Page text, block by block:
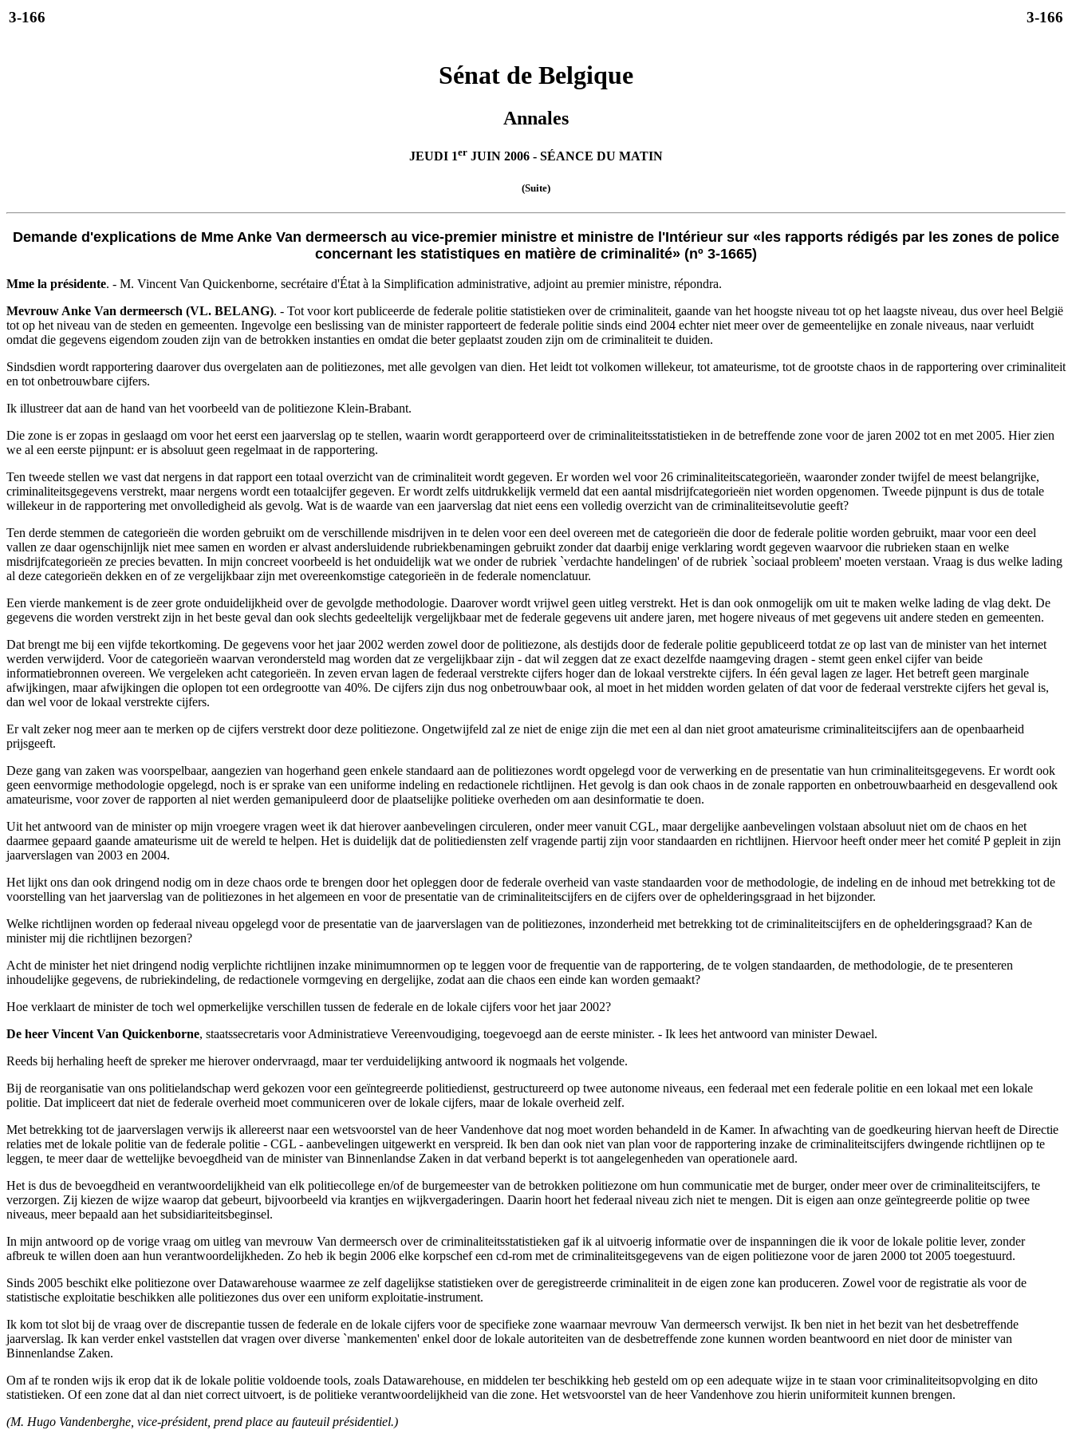
3-166 3-166
Sénat de Belgique
Annales
JEUDI 1er JUIN 2006 - SÉANCE DU MATIN
(Suite)
Demande d'explications de Mme Anke Van dermeersch au vice-premier ministre et ministre de l'Intérieur sur «les rapports rédigés par les zones de police
concernant les statistiques en matière de criminalité» (nº 3-1665)
Mme la présidente. - M. Vincent Van Quickenborne, secrétaire d'État à la Simplification administrative, adjoint au premier ministre, répondra.
Mevrouw Anke Van dermeersch (VL. BELANG). - Tot voor kort publiceerde de federale politie statistieken over de criminaliteit, gaande van het hoogste niveau tot op het laagste niveau, dus over heel België
tot op het niveau van de steden en gemeenten. Ingevolge een beslissing van de minister rapporteert de federale politie sinds eind 2004 echter niet meer over de gemeentelijke en zonale niveaus, naar verluidt
omdat die gegevens eigendom zouden zijn van de betrokken instanties en omdat die beter geplaatst zouden zijn om de criminaliteit te duiden.
Sindsdien wordt rapportering daarover dus overgelaten aan de politiezones, met alle gevolgen van dien. Het leidt tot volkomen willekeur, tot amateurisme, tot de grootste chaos in de rapportering over criminaliteit
en tot onbetrouwbare cijfers.
Ik illustreer dat aan de hand van het voorbeeld van de politiezone Klein-Brabant.
Die zone is er zopas in geslaagd om voor het eerst een jaarverslag op te stellen, waarin wordt gerapporteerd over de criminaliteitsstatistieken in de betreffende zone voor de jaren 2002 tot en met 2005. Hier zien
we al een eerste pijnpunt: er is absoluut geen regelmaat in de rapportering.
Ten tweede stellen we vast dat nergens in dat rapport een totaal overzicht van de criminaliteit wordt gegeven. Er worden wel voor 26 criminaliteitscategorieën, waaronder zonder twijfel de meest belangrijke,
criminaliteitsgegevens verstrekt, maar nergens wordt een totaalcijfer gegeven. Er wordt zelfs uitdrukkelijk vermeld dat een aantal misdrijfcategorieën niet worden opgenomen. Tweede pijnpunt is dus de totale
willekeur in de rapportering met onvolledigheid als gevolg. Wat is de waarde van een jaarverslag dat niet eens een volledig overzicht van de criminaliteitsevolutie geeft?
Ten derde stemmen de categorieën die worden gebruikt om de verschillende misdrijven in te delen voor een deel overeen met de categorieën die door de federale politie worden gebruikt, maar voor een deel
vallen ze daar ogenschijnlijk niet mee samen en worden er alvast andersluidende rubriekbenamingen gebruikt zonder dat daarbij enige verklaring wordt gegeven waarvoor die rubrieken staan en welke
misdrijfcategorieën ze precies bevatten. In mijn concreet voorbeeld is het onduidelijk wat we onder de rubriek `verdachte handelingen' of de rubriek `sociaal probleem' moeten verstaan. Vraag is dus welke lading
al deze categorieën dekken en of ze vergelijkbaar zijn met overeenkomstige categorieën in de federale nomenclatuur.
Een vierde mankement is de zeer grote onduidelijkheid over de gevolgde methodologie. Daarover wordt vrijwel geen uitleg verstrekt. Het is dan ook onmogelijk om uit te maken welke lading de vlag dekt. De
gegevens die worden verstrekt zijn in het beste geval dan ook slechts gedeeltelijk vergelijkbaar met de federale gegevens uit andere jaren, met hogere niveaus of met gegevens uit andere steden en gemeenten.
Dat brengt me bij een vijfde tekortkoming. De gegevens voor het jaar 2002 werden zowel door de politiezone, als destijds door de federale politie gepubliceerd totdat ze op last van de minister van het internet
werden verwijderd. Voor de categorieën waarvan verondersteld mag worden dat ze vergelijkbaar zijn - dat wil zeggen dat ze exact dezelfde naamgeving dragen - stemt geen enkel cijfer van beide
informatiebronnen overeen. We vergeleken acht categorieën. In zeven ervan lagen de federaal verstrekte cijfers hoger dan de lokaal verstrekte cijfers. In één geval lagen ze lager. Het betreft geen marginale
afwijkingen, maar afwijkingen die oplopen tot een ordegrootte van 40%. De cijfers zijn dus nog onbetrouwbaar ook, al moet in het midden worden gelaten of dat voor de federaal verstrekte cijfers het geval is,
dan wel voor de lokaal verstrekte cijfers.
Er valt zeker nog meer aan te merken op de cijfers verstrekt door deze politiezone. Ongetwijfeld zal ze niet de enige zijn die met een al dan niet groot amateurisme criminaliteitscijfers aan de openbaarheid
prijsgeeft.
Deze gang van zaken was voorspelbaar, aangezien van hogerhand geen enkele standaard aan de politiezones wordt opgelegd voor de verwerking en de presentatie van hun criminaliteitsgegevens. Er wordt ook
geen eenvormige methodologie opgelegd, noch is er sprake van een uniforme indeling en redactionele richtlijnen. Het gevolg is dan ook chaos in de zonale rapporten en onbetrouwbaarheid en desgevallend ook
amateurisme, voor zover de rapporten al niet werden gemanipuleerd door de plaatselijke politieke overheden om aan desinformatie te doen.
Uit het antwoord van de minister op mijn vroegere vragen weet ik dat hierover aanbevelingen circuleren, onder meer vanuit CGL, maar dergelijke aanbevelingen volstaan absoluut niet om de chaos en het
daarmee gepaard gaande amateurisme uit de wereld te helpen. Het is duidelijk dat de politiediensten zelf vragende partij zijn voor standaarden en richtlijnen. Hiervoor heeft onder meer het comité P gepleit in zijn
jaarverslagen van 2003 en 2004.
Het lijkt ons dan ook dringend nodig om in deze chaos orde te brengen door het opleggen door de federale overheid van vaste standaarden voor de methodologie, de indeling en de inhoud met betrekking tot de
voorstelling van het jaarverslag van de politiezones in het algemeen en voor de presentatie van de criminaliteitscijfers en de cijfers over de ophelderingsgraad in het bijzonder.
Welke richtlijnen worden op federaal niveau opgelegd voor de presentatie van de jaarverslagen van de politiezones, inzonderheid met betrekking tot de criminaliteitscijfers en de ophelderingsgraad? Kan de
minister mij die richtlijnen bezorgen?
Acht de minister het niet dringend nodig verplichte richtlijnen inzake minimumnormen op te leggen voor de frequentie van de rapportering, de te volgen standaarden, de methodologie, de te presenteren
inhoudelijke gegevens, de rubriekindeling, de redactionele vormgeving en dergelijke, zodat aan die chaos een einde kan worden gemaakt?
Hoe verklaart de minister de toch wel opmerkelijke verschillen tussen de federale en de lokale cijfers voor het jaar 2002?
De heer Vincent Van Quickenborne, staatssecretaris voor Administratieve Vereenvoudiging, toegevoegd aan de eerste minister. - Ik lees het antwoord van minister Dewael.
Reeds bij herhaling heeft de spreker me hierover ondervraagd, maar ter verduidelijking antwoord ik nogmaals het volgende.
Bij de reorganisatie van ons politielandschap werd gekozen voor een geïntegreerde politiedienst, gestructureerd op twee autonome niveaus, een federaal met een federale politie en een lokaal met een lokale
politie. Dat impliceert dat niet de federale overheid moet communiceren over de lokale cijfers, maar de lokale overheid zelf.
Met betrekking tot de jaarverslagen verwijs ik allereerst naar een wetsvoorstel van de heer Vandenhove dat nog moet worden behandeld in de Kamer. In afwachting van de goedkeuring hiervan heeft de Directie
relaties met de lokale politie van de federale politie - CGL - aanbevelingen uitgewerkt en verspreid. Ik ben dan ook niet van plan voor de rapportering inzake de criminaliteitscijfers dwingende richtlijnen op te
leggen, te meer daar de wettelijke bevoegdheid van de minister van Binnenlandse Zaken in dat verband beperkt is tot aangelegenheden van operationele aard.
Het is dus de bevoegdheid en verantwoordelijkheid van elk politiecollege en/of de burgemeester van de betrokken politiezone om hun communicatie met de burger, onder meer over de criminaliteitscijfers, te
verzorgen. Zij kiezen de wijze waarop dat gebeurt, bijvoorbeeld via krantjes en wijkvergaderingen. Daarin hoort het federaal niveau zich niet te mengen. Dit is eigen aan onze geïntegreerde politie op twee
niveaus, meer bepaald aan het subsidiariteitsbeginsel.
In mijn antwoord op de vorige vraag om uitleg van mevrouw Van dermeersch over de criminaliteitsstatistieken gaf ik al uitvoerig informatie over de inspanningen die ik voor de lokale politie lever, zonder
afbreuk te willen doen aan hun verantwoordelijkheden. Zo heb ik begin 2006 elke korpschef een cd-rom met de criminaliteitsgegevens van de eigen politiezone voor de jaren 2000 tot 2005 toegestuurd.
Sinds 2005 beschikt elke politiezone over Datawarehouse waarmee ze zelf dagelijkse statistieken over de geregistreerde criminaliteit in de eigen zone kan produceren. Zowel voor de registratie als voor de
statistische exploitatie beschikken alle politiezones dus over een uniform exploitatie-instrument.
Ik kom tot slot bij de vraag over de discrepantie tussen de federale en de lokale cijfers voor de specifieke zone waarnaar mevrouw Van dermeersch verwijst. Ik ben niet in het bezit van het desbetreffende
jaarverslag. Ik kan verder enkel vaststellen dat vragen over diverse `mankementen' enkel door de lokale autoriteiten van de desbetreffende zone kunnen worden beantwoord en niet door de minister van
Binnenlandse Zaken.
Om af te ronden wijs ik erop dat ik de lokale politie voldoende tools, zoals Datawarehouse, en middelen ter beschikking heb gesteld om op een adequate wijze in te staan voor criminaliteitsopvolging en dito
statistieken. Of een zone dat al dan niet correct uitvoert, is de politieke verantwoordelijkheid van die zone. Het wetsvoorstel van de heer Vandenhove zou hierin uniformiteit kunnen brengen.
(M. Hugo Vandenberghe, vice-président, prend place au fauteuil présidentiel.)